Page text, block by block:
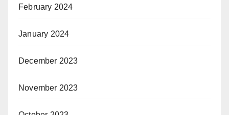
February 2024
January 2024
December 2023
November 2023